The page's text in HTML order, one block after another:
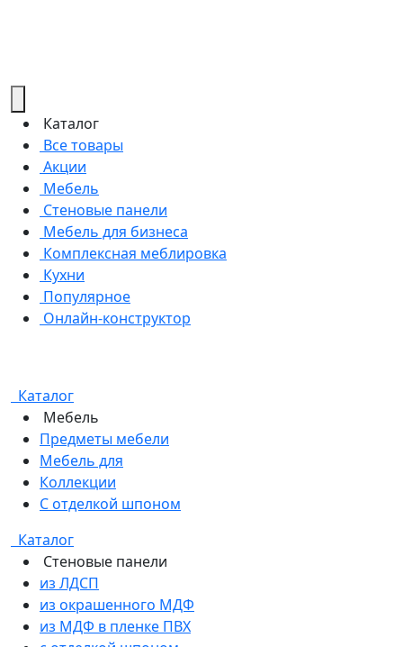
Каталог
Все товары
Акции
Мебель
Стеновые панели
Мебель для бизнеса
Комплексная меблировка
Кухни
Популярное
Онлайн-конструктор
Каталог
Мебель
Предметы мебели
Мебель для
Коллекции
С отделкой шпоном
Каталог
Стеновые панели
из ЛДСП
из окрашенного МДФ
из МДФ в пленке ПВХ